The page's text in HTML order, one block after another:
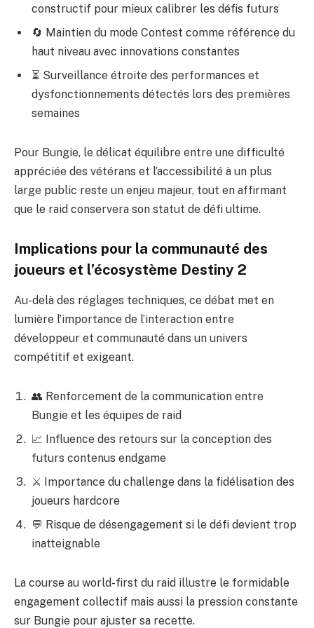
constructif pour mieux calibrer les défis futurs
🔄 Maintien du mode Contest comme référence du
haut niveau avec innovations constantes
⏳ Surveillance étroite des performances et
dysfonctionnements détectés lors des premières
semaines
Pour Bungie, le délicat équilibre entre une difficulté
appréciée des vétérans et l’accessibilité à un plus
large public reste un enjeu majeur, tout en affirmant
que le raid conservera son statut de défi ultime.
Implications pour la communauté des
joueurs et l’écosystème Destiny 2
Au-delà des réglages techniques, ce débat met en
lumière l’importance de l’interaction entre
développeur et communauté dans un univers
compétitif et exigeant.
👥 Renforcement de la communication entre
Bungie et les équipes de raid
📈 Influence des retours sur la conception des
futurs contenus endgame
⚔ Importance du challenge dans la fidélisation des
joueurs hardcore
💬 Risque de désengagement si le défi devient trop
inatteignable
La course au world-first du raid illustre le formidable
engagement collectif mais aussi la pression constante
sur Bungie pour ajuster sa recette.